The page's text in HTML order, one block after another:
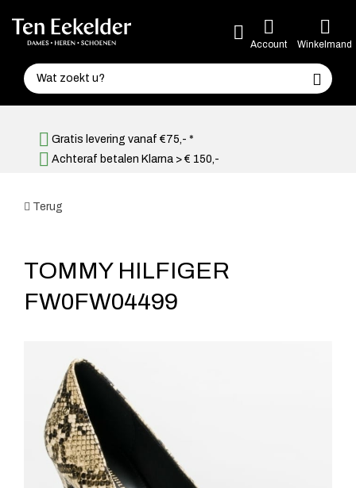
Account Winkelmand
Gratis levering vanaf €75,- *
Achteraf betalen Klarna > € 150,-
Terug
TOMMY HILFIGER
FW0FW04499